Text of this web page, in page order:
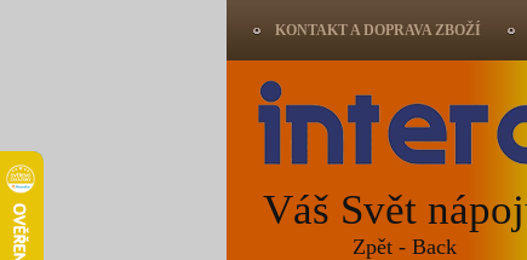
KONTAKT A DOPRAVA ZBOŽÍ
Váš Svět
Zpět - Back